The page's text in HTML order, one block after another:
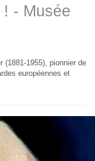
- Musée
(1881-1955), pionnier de
européennes et